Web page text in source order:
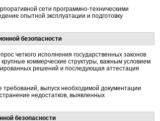
сети программно-техническими
опытной эксплуатации и подготовку
безопасности
четкого исполнения государственных законов
коммерческие структуры, важным условием
решений и последующая аттестация
выпуск необходимой документации
недостатков, выявленных
безопасности